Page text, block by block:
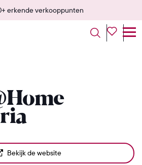
erkende verkooppunten
Bekijk de website